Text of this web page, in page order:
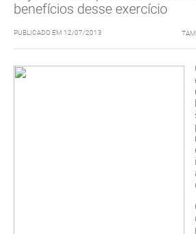
benefícios desse exercício
PUBLICADO EM 12/07/2013